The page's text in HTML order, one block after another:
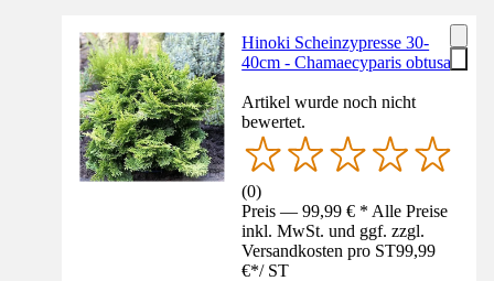
Hinoki Scheinzypresse 30-
40cm - Chamaecyparis obtusa
Artikel wurde noch nicht
bewertet.
(0)
Preis — 99,99 € * Alle Preise
inkl. MwSt. und ggf. zzgl.
Versandkosten pro ST99,99
€*/ ST